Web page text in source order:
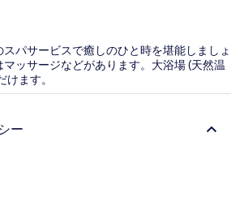
パサービスで癒しのひと時を堪能しましょ
マッサージなどがあります。大浴場 (天然温
ます。
ー